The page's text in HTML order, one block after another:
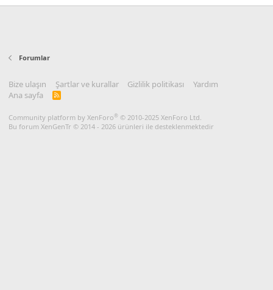
Forumlar
Bize ulaşın Şartlar ve kurallar Gizlilik politikası
Yardım
Ana sayfa
R
Community platform by XenForo® © 2010-2025 XenForo Ltd.
Bu forum XenGenTr © 2014 - 2026 ürünleri ile desteklenmektedir